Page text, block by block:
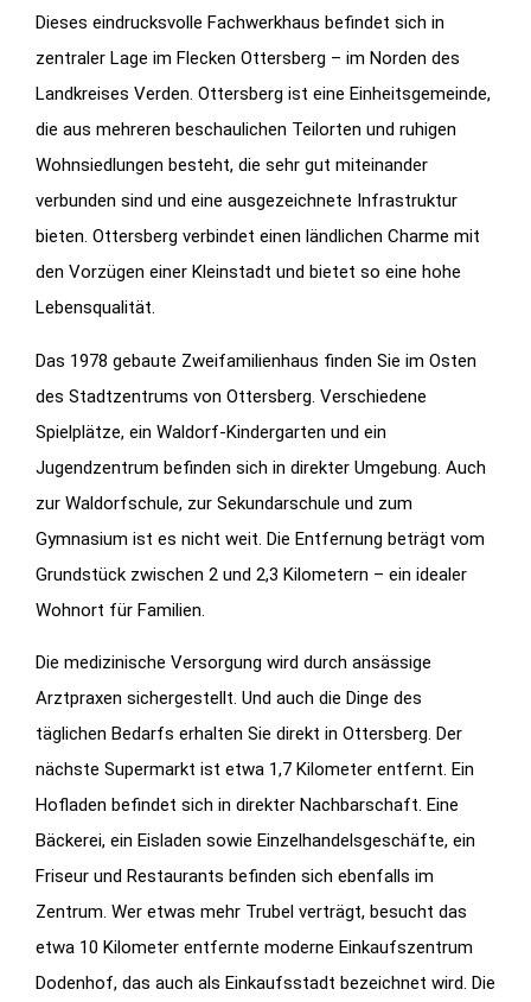
Dieses eindrucksvolle Fachwerkhaus befindet sich in
zentraler Lage im Flecken Ottersberg – im Norden des
Landkreises Verden. Ottersberg ist eine Einheitsgemeinde,
die aus mehreren beschaulichen Teilorten und ruhigen
Wohnsiedlungen besteht, die sehr gut miteinander
verbunden sind und eine ausgezeichnete Infrastruktur
bieten. Ottersberg verbindet einen ländlichen Charme mit
den Vorzügen einer Kleinstadt und bietet so eine hohe
Lebensqualität.
Das 1978 gebaute Zweifamilienhaus finden Sie im Osten
des Stadtzentrums von Ottersberg. Verschiedene
Spielplätze, ein Waldorf-Kindergarten und ein
Jugendzentrum befinden sich in direkter Umgebung. Auch
zur Waldorfschule, zur Sekundarschule und zum
Gymnasium ist es nicht weit. Die Entfernung beträgt vom
Grundstück zwischen 2 und 2,3 Kilometern – ein idealer
Wohnort für Familien.
Die medizinische Versorgung wird durch ansässige
Arztpraxen sichergestellt. Und auch die Dinge des
täglichen Bedarfs erhalten Sie direkt in Ottersberg. Der
nächste Supermarkt ist etwa 1,7 Kilometer entfernt. Ein
Hofladen befindet sich in direkter Nachbarschaft. Eine
Bäckerei, ein Eisladen sowie Einzelhandelsgeschäfte, ein
Friseur und Restaurants befinden sich ebenfalls im
Zentrum. Wer etwas mehr Trubel verträgt, besucht das
etwa 10 Kilometer entfernte moderne Einkaufszentrum
Dodenhof, das auch als Einkaufsstadt bezeichnet wird. Die